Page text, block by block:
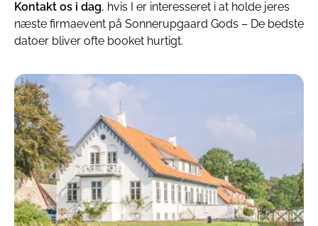
Kontakt os i dag, hvis I er interesseret i at holde jeres
næste firmaevent på Sonnerupgaard Gods – De bedste
datoer bliver ofte booket hurtigt.